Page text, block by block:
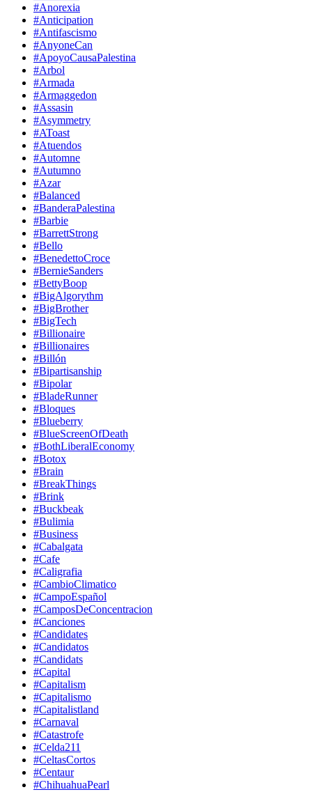
#Anorexia
#Anticipation
#Antifascismo
#AnyoneCan
#ApoyoCausaPalestina
#Arbol
#Armada
#Armaggedon
#Assasin
#Asymmetry
#AToast
#Atuendos
#Automne
#Autumno
#Azar
#Balanced
#BanderaPalestina
#Barbie
#BarrettStrong
#Bello
#BenedettoCroce
#BernieSanders
#BettyBoop
#BigAlgorythm
#BigBrother
#BigTech
#Billionaire
#Billionaires
#Billón
#Bipartisanship
#Bipolar
#BladeRunner
#Bloques
#Blueberry
#BlueScreenOfDeath
#BothLiberalEconomy
#Botox
#Brain
#BreakThings
#Brink
#Buckbeak
#Bulimia
#Business
#Cabalgata
#Cafe
#Caligrafia
#CambioClimatico
#CampoEspañol
#CamposDeConcentracion
#Canciones
#Candidates
#Candidatos
#Candidats
#Capital
#Capitalism
#Capitalismo
#Capitalistland
#Carnaval
#Catastrofe
#Celda211
#CeltasCortos
#Centaur
#ChihuahuaPearl